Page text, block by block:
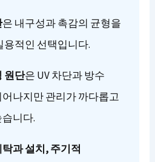
은 내구성과 촉감의 균형을
용적인 선택입니다.
원단은 UV 차단과 방수
나지만 관리가 까다롭고
니다.
과 설치, 주기적